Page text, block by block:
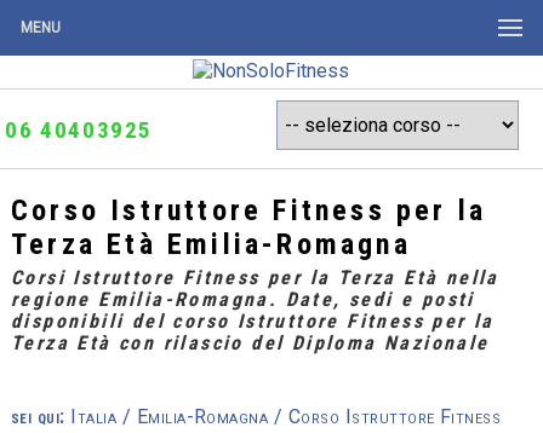
06 40403925
Corso Istruttore Fitness per la
Terza Età Emilia-Romagna
Corsi Istruttore Fitness per la Terza Età nella
regione Emilia-Romagna. Date, sedi e posti
disponibili del corso Istruttore Fitness per la
Terza Età con rilascio del Diploma Nazionale
sei qui: Italia / Emilia-Romagna / Corso Istruttore Fitness
MENU